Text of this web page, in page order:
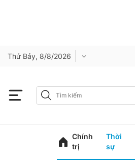
Thứ Bảy, 8/8/2026
Chính
trị
Thời
sự